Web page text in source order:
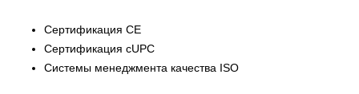
Сертификация CE
Сертификация cUPC
Системы менеджмента качества ISO